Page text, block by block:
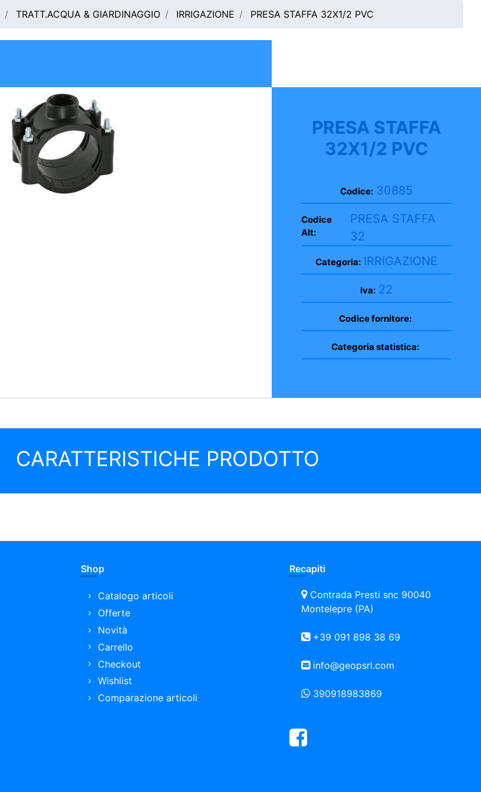
TRATT.ACQUA & GIARDINAGGIO IRRIGAZIONE PRESA STAFFA 32X1/2 PVC
PRESA STAFFA
32X1/2 PVC
Codice: 30885
Codice
Alt:
PRESA STAFFA
32
Categoria: IRRIGAZIONE
Iva: 22
Codice fornitore:
Categoria statistica:
CARATTERISTICHE PRODOTTO
Shop
Catalogo articoli
Offerte
Novità
Carrello
Checkout
Wishlist
Comparazione articoli
Recapiti
Contrada Presti snc 90040
Montelepre (PA)
+39 091 898 38 69
info@geopsrl.com
390918983869
Facebook